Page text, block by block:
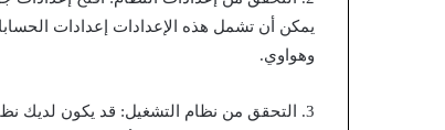
يمكن أن تشمل هذه الإعدادات إعدادات
وهواوي.